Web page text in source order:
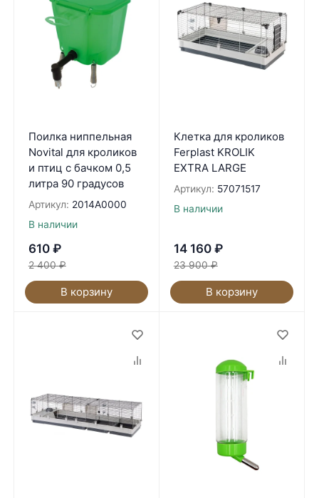
Поилка ниппельная
Novital для кроликов
и птиц с бачком 0,5
литра 90 градусов
Артикул: 2014A0000
В наличии
610 ₽
2 400 ₽
В корзину
Клетка для кроликов
Ferplast KROLIK
EXTRA LARGE
Артикул: 57071517
В наличии
14 160 ₽
23 900 ₽
В корзину